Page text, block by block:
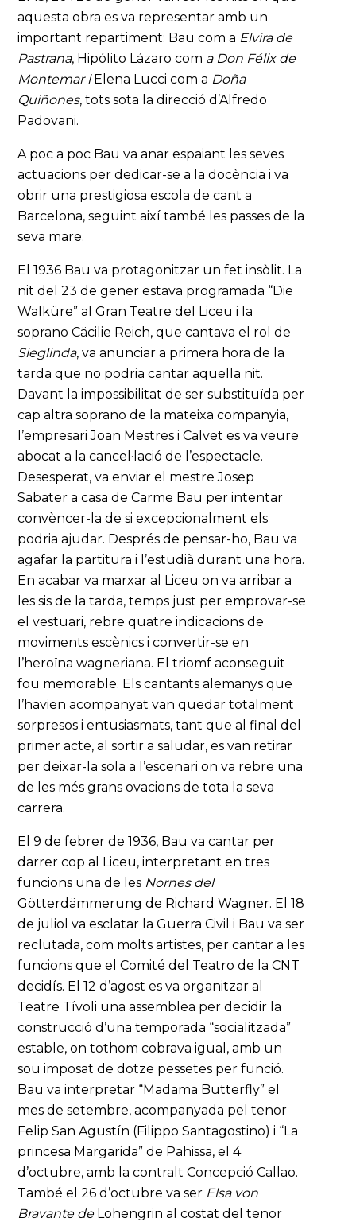
aquesta obra es va representar amb un
important repartiment: Bau com a Elvira de
Pastrana, Hipólito Lázaro com a Don Félix de
MontemariElena Lucci com a Doña
Quiñones, tots sota la direcció d’Alfredo
Padovani.
A poc a poc Bau va anar espaiant les seves
actuacions per dedicar-se a la docència i va
obrir una prestigiosa escola de cant a
Barcelona, seguint així també les passes de la
seva mare.
El 1936 Bau va protagonitzar un fet insòlit. La
nit del 23 de gener estava programada “Die
Walküre” al Gran Teatre del Liceu i la
soprano Cäcilie Reich, que cantava el rol de
Sieglinda, va anunciar a primera hora de la
tarda que no podria cantar aquella nit.
Davant la impossibilitat de ser substituïda per
cap altra soprano de la mateixa companyia,
l’empresari Joan Mestres i Calvet es va veure
abocat a la cancel·lació de l’espectacle.
Desesperat, va enviar el mestre Josep
Sabater a casa de Carme Bau per intentar
convèncer-la de si excepcionalment els
podria ajudar. Després de pensar-ho, Bau va
agafar la partitura i l’estudià durant una hora.
En acabar va marxar al Liceu on va arribar a
les sis de la tarda, temps just per emprovar-se
el vestuari, rebre quatre indicacions de
moviments escènics i convertir-se en
l’heroïna wagneriana. El triomf aconseguit
fou memorable. Els cantants alemanys que
l’havien acompanyat van quedar totalment
sorpresos i entusiasmats, tant que al final del
primer acte, al sortir a saludar, es van retirar
per deixar-la sola a l’escenari on va rebre una
de les més grans ovacions de tota la seva
carrera.
El 9 de febrer de 1936, Bau va cantar per
darrer cop al Liceu, interpretant en tres
funcions una de les Nornes del
Götterdämmerung de Richard Wagner. El 18
de juliol va esclatar la Guerra Civil i Bau va ser
reclutada, com molts artistes, per cantar a les
funcions que el Comité del Teatro de la CNT
decidís. El 12 d’agost es va organitzar al
Teatre Tívoli una assemblea per decidir la
construcció d’una temporada “socialitzada”
estable, on tothom cobrava igual, amb un
sou imposat de dotze pessetes per funció.
Bau va interpretar “Madama Butterfly” el
mes de setembre, acompanyada pel tenor
Felip San Agustín (Filippo Santagostino) i “La
princesa Margarida” de Pahissa, el 4
d’octubre, amb la contralt Concepció Callao.
També el 26 d’octubre va ser Elsa von
Bravante de Lohengrin al costat del tenor